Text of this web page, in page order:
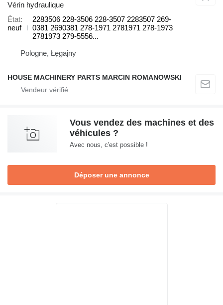
Vérin hydraulique
État
neuf
2283506 228-3506 228-3507 2283507 269-
0381 2690381 278-1971 2781971 278-1973
2781973 279-5556...
Pologne, Łęgajny
HOUSE MACHINERY PARTS MARCIN ROMANOWSKI
Vous vendez des machines et des
véhicules ?
Avec nous, c'est possible !
Déposer une annonce